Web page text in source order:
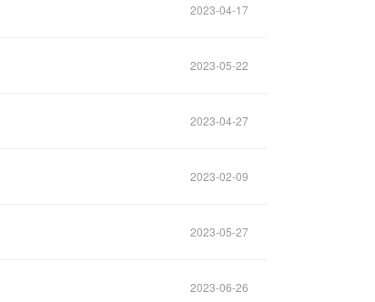
2023-04-17
2023-05-22
2023-04-27
2023-02-09
2023-05-27
2023-06-26